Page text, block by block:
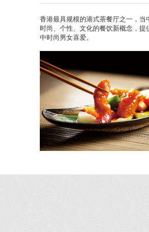
香港最具规模的港式茶餐厅之一，
时尚、个性、文化的餐饮新概念，
中时尚男女喜爱。